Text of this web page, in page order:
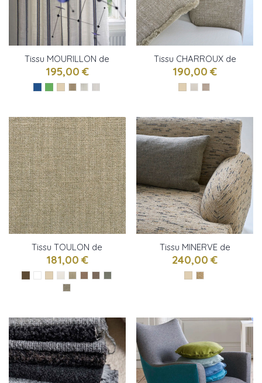
Tissu MOURILLON de
Designers Guild
195,00 €
Tissu CHARROUX de
Designers Guild
190,00 €
Tissu TOULON de
Designers Guild
181,00 €
Tissu MINERVE de
Designers Guild
240,00 €